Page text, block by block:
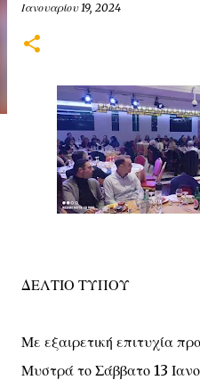
Ιανουαρίου 19, 2024
ΔΕΛΤΙΟ ΤΥΠΟΥ
Με εξαιρετική επιτυχία
Μυστρά το Σάββατο 13